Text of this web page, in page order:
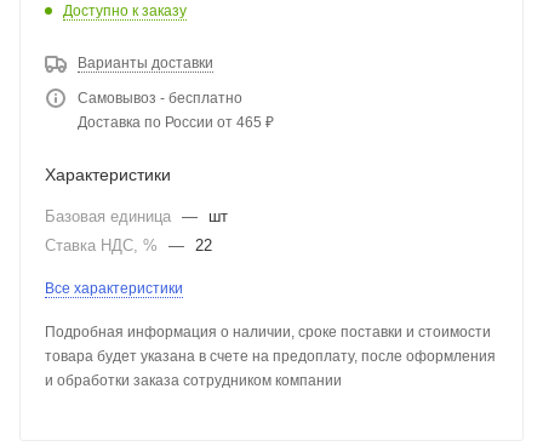
Доступно к заказу
Варианты доставки
Самовывоз - бесплатно
Доставка по России от 465 ₽
Характеристики
Базовая единица —
шт
Ставка НДС, %
— 22
Все характеристики
Подробная информация о наличии, сроке поставки и стоимости
товара будет указана в счете на предоплату, после оформления
и обработки заказа сотрудником компании